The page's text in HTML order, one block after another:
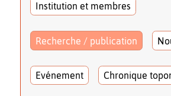
Institution et membres
Recherche / publication
Evénement Chronique